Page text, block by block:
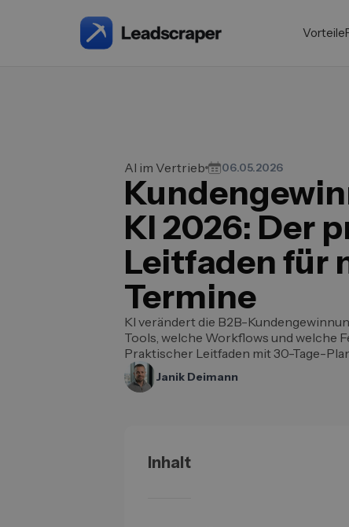
Vorteile
AI im Vertrieb 06.05.2026
KI 2026: Der
Leitfaden für
Termine
KI verändert die B2B-
Tools, welche Workflows und welche
Praktischer Leitfaden mit 30-Tage-
Janik Deimann
Inhalt